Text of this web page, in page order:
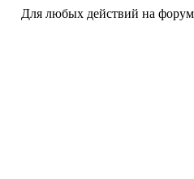
Для любых действий на